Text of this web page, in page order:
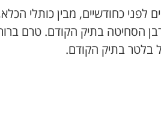
לפני כחודשיים, מבין כותלי
הסחיטה בתיק הקודם. טרם
בלטר בתיק הקודם.